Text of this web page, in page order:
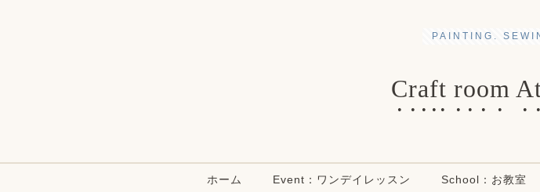
PAINTING.
Craft room
ホーム Event：ワンデイレッスン School：お教室